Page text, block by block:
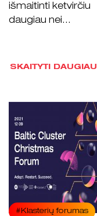
išmaitinti ketvirčiu
daugiau nei...
SKAITYTI DAUGIAU
#Klasterių forumas